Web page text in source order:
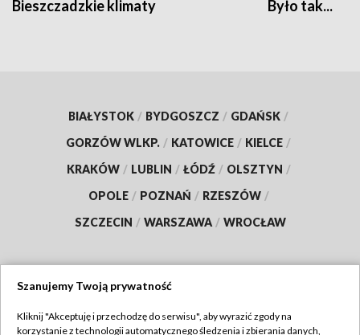
Bieszczadzkie klimaty Było tak...
BIAŁYSTOK / BYDGOSZCZ / GDAŃSK /
GORZÓW WLKP. / KATOWICE / KIELCE /
KRAKÓW / LUBLIN / ŁÓDŹ / OLSZTYN /
OPOLE / POZNAŃ / RZESZÓW /
SZCZECIN / WARSZAWA / WROCŁAW
Szanujemy Twoją prywatność
Kliknij "Akceptuję i przechodzę do serwisu", aby wyrazić zgody na
korzystanie z technologii automatycznego śledzenia i zbierania danych,